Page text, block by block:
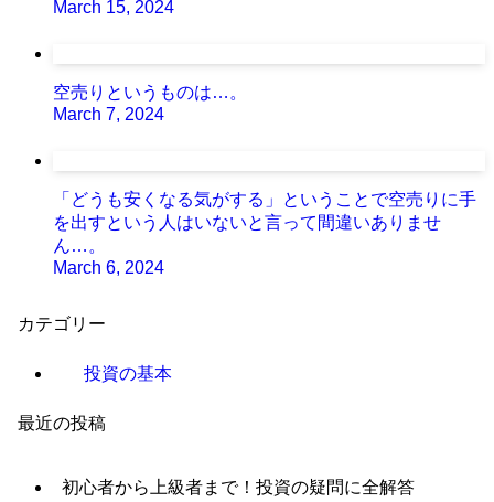
March 15, 2024
空売りというものは…。
March 7, 2024
「どうも安くなる気がする」ということで空売りに手
を出すという人はいないと言って間違いありませ
ん…。
March 6, 2024
カテゴリー
投資の基本
最近の投稿
初心者から上級者まで！投資の疑問に全解答